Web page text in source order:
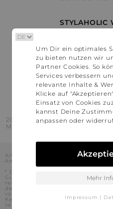
STYLAHOLIC
2016 - 2026 © Stylaholic.
Made for you with love in
Alle Preise inkl. der jeweils
Angaben ohne Gewähr.
* Die angezeigten Preise
Gutschein-Codes auf den Seiten
realisiert werden können.
der Gutschein-Codes durch und es
vorkommen, dass die Gutscheine
Kenntnisstand bei dem jeweiligen
verwendet werden können.
Um Dir ein optimales
zu bieten nutzen wir
Partner Cookies. So
Services verbessern
relevante Inhalte &
Klicke auf
Einsatz von Cookies
kannst Deine
anpassen oder
Mehr
Impressum |